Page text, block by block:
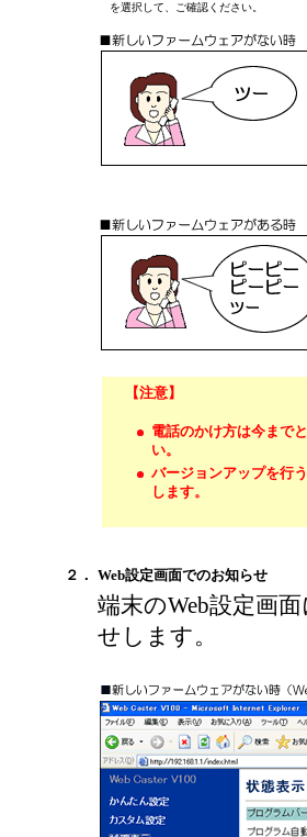
を選択して、ご確認ください。
【注意】
電話のかけ方は今まで
い。
バージョンアップを行
します。
２． Web設定画面でのお知らせ
端末のWeb設定画
せします。